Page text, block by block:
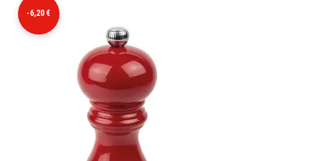
-6,20 €